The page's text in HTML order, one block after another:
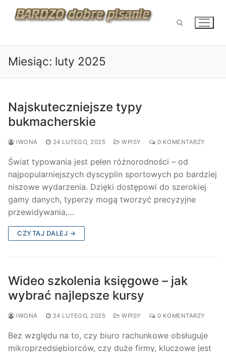
Przejdź
Szukaj:
Miesiąc: luty 2025
Najskuteczniejsze typy
bukmacherskie
IWONA 24 LUTEGO, 2025 WPISY 0 KOMENTARZY
Świat typowania jest pełen różnorodności – od
najpopularniejszych dyscyplin sportowych po bardziej
niszowe wydarzenia. Dzięki dostępowi do szerokiej
gamy danych, typerzy mogą tworzyć precyzyjne
przewidywania,…
CZYTAJ DALEJ →
Wideo szkolenia księgowe – jak
wybrać najlepsze kursy
IWONA 24 LUTEGO, 2025 WPISY 0 KOMENTARZY
Bez względu na to, czy biuro rachunkowe obsługuje
mikroprzedsiębiorców, czy duże firmy, kluczowe jest